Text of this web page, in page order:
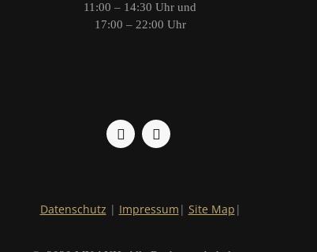
11:00 – 14:30 Uhr und
17:00 – 22:00 Uhr
Datenschutz | Impressum | Site Map |